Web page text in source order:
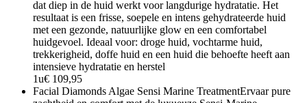
dat diep in de huid werkt voor langdurige hydratatie. Het
resultaat is een frisse, soepele en intens gehydrateerde huid
met een gezonde, natuurlijke glow en een comfortabel
huidgevoel. Ideaal voor: droge huid, vochtarme huid,
trekkerigheid, doffe huid en een huid die behoefte heeft aan
intensieve hydratatie en herstel
1u€ 109,95
Facial Diamonds Algae Sensi Marine TreatmentErvaar pure